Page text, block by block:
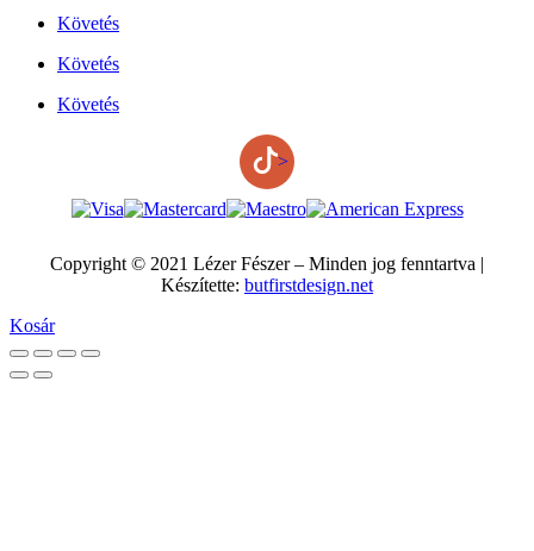
Követés
Követés
Követés
>
Copyright © 2021 Lézer Fészer – Minden jog fenntartva |
Készítette: butfirstdesign.net
Kosár